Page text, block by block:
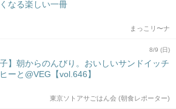
なる楽しい一冊
まっこリ〜ナ
8/9 (日)
子】朝からのんびり。おいしいサンドイッチ
ーと@VEG【vol.646】
東京ソトアサごはん会 (朝食レポーター)